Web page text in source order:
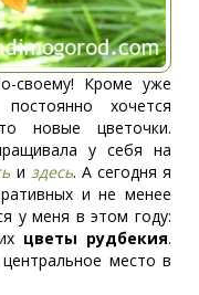
своему! Кроме уже
хочется
новые цветочки.
у себя на
и здесь. А сегодня я
и не менее
у меня в этом году:
цветы рудбекия.
место в